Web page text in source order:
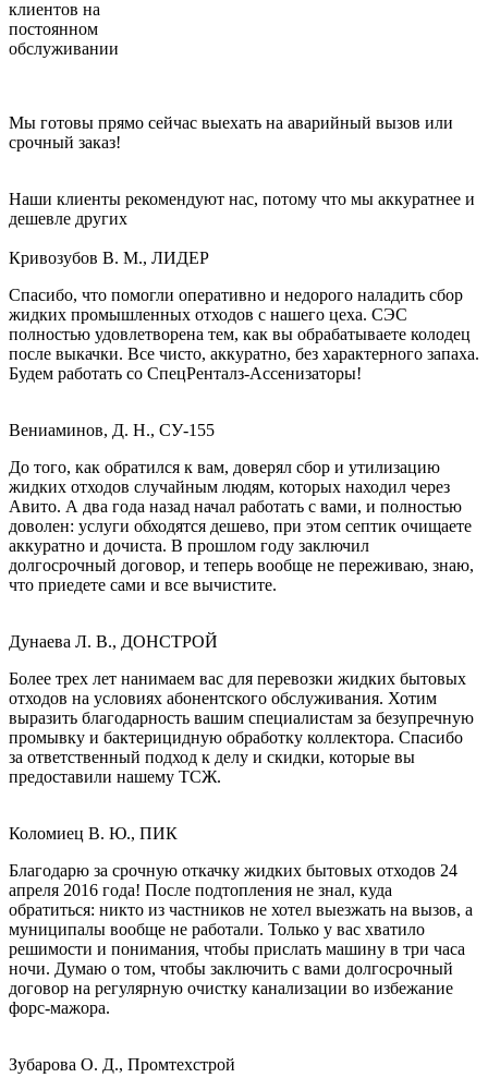
клиентов на
постоянном
обслуживании
Мы готовы прямо сейчас выехать на аварийный вызов или
срочный заказ!
Наши клиенты рекомендуют нас, потому что мы аккуратнее и
дешевле других
Кривозубов В. М., ЛИДЕР
Спасибо, что помогли оперативно и недорого наладить сбор
жидких промышленных отходов с нашего цеха. СЭС
полностью удовлетворена тем, как вы обрабатываете колодец
после выкачки. Все чисто, аккуратно, без характерного запаха.
Будем работать со СпецРенталз-Ассенизаторы!
Вениаминов, Д. Н., СУ-155
До того, как обратился к вам, доверял сбор и утилизацию
жидких отходов случайным людям, которых находил через
Авито. А два года назад начал работать с вами, и полностью
доволен: услуги обходятся дешево, при этом септик очищаете
аккуратно и дочиста. В прошлом году заключил
долгосрочный договор, и теперь вообще не переживаю, знаю,
что приедете сами и все вычистите.
Дунаева Л. В., ДОНСТРОЙ
Более трех лет нанимаем вас для перевозки жидких бытовых
отходов на условиях абонентского обслуживания. Хотим
выразить благодарность вашим специалистам за безупречную
промывку и бактерицидную обработку коллектора. Спасибо
за ответственный подход к делу и скидки, которые вы
предоставили нашему ТСЖ.
Коломиец В. Ю., ПИК
Благодарю за срочную откачку жидких бытовых отходов 24
апреля 2016 года! После подтопления не знал, куда
обратиться: никто из частников не хотел выезжать на вызов, а
муниципалы вообще не работали. Только у вас хватило
решимости и понимания, чтобы прислать машину в три часа
ночи. Думаю о том, чтобы заключить с вами долгосрочный
договор на регулярную очистку канализации во избежание
форс-мажора.
Зубарова О. Д., Промтехстрой